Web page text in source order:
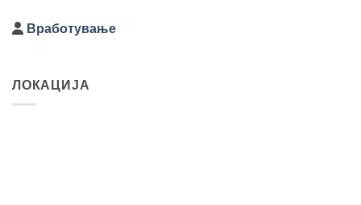
Вработување
ЛОКАЦИЈА